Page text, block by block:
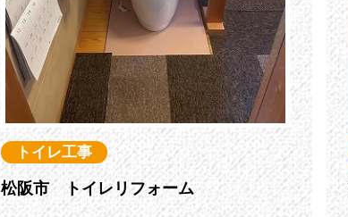
トイレ工事
松阪市 トイレリフォーム